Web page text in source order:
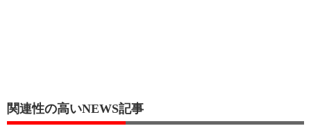
関連性の高いNEWS記事